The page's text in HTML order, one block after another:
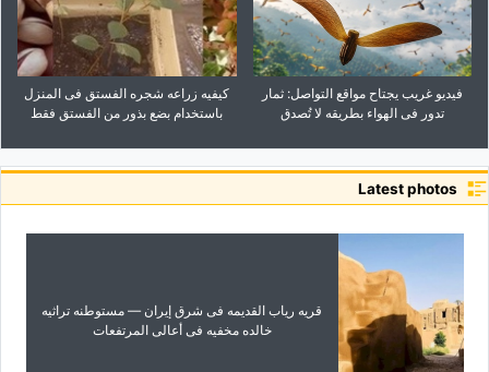
فیدیو غریب یجتاح مواقع التواصل: ثمار
تدور فی الهواء بطریقه لا تُصدق
کیفیه زراعه شجره الفستق فی المنزل
باستخدام بضع بذور من الفستق فقط
Latest photos
قریه ریاب القدیمه فی شرق إیران — مستوطنه تراثیه
خالده مخفیه فی أعالی المرتفعات